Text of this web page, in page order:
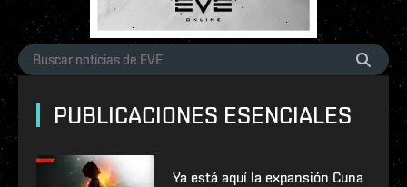
PUBLICACIONES ESENCIALES
Ya está aquí la expansión Cuna